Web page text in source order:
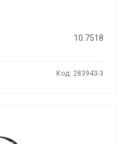
10.7518
Код: 283943-3